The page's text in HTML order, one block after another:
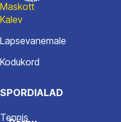
Maskott
Kalev
Lapsevanemale
Kodukord
SPORDIALAD
Tennis